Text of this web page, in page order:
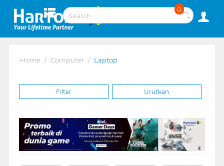
0
Home / Computer / Laptop
Filter Urutkan